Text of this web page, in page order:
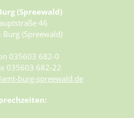
(Spreewald)
46
Burg (Spreewald)
035603 682-0
035603 682-22
burg-spreewald.de